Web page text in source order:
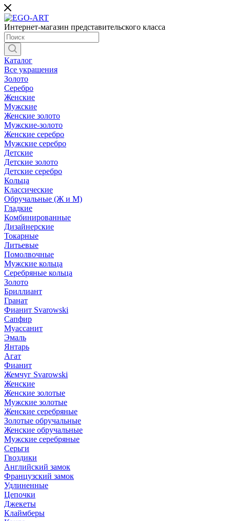
Интернет-магазин представительского класса
Каталог
Все украшения
Золото
Серебро
Женские
Мужские
Женские золото
Мужские-золото
Женские серебро
Мужские серебро
Детские
Детские золото
Детские серебро
Кольца
Классические
Обручальные (Ж и М)
Гладкие
Комбинированные
Дизайнерские
Токарные
Литьевые
Помолвочные
Мужские кольца
Серебряные кольца
Золото
Бриллиант
Гранат
Фианит Svarowski
Сапфир
Муассанит
Эмаль
Янтарь
Агат
Фианит
Жемчуг Svarowski
Женские
Женские золотые
Мужские золотые
Женские серебряные
Золотые обручальные
Женские обручальные
Мужские серебряные
Серьги
Гвоздики
Английский замок
Французский замок
Удлиненные
Цепочки
Джекеты
Клаймберы